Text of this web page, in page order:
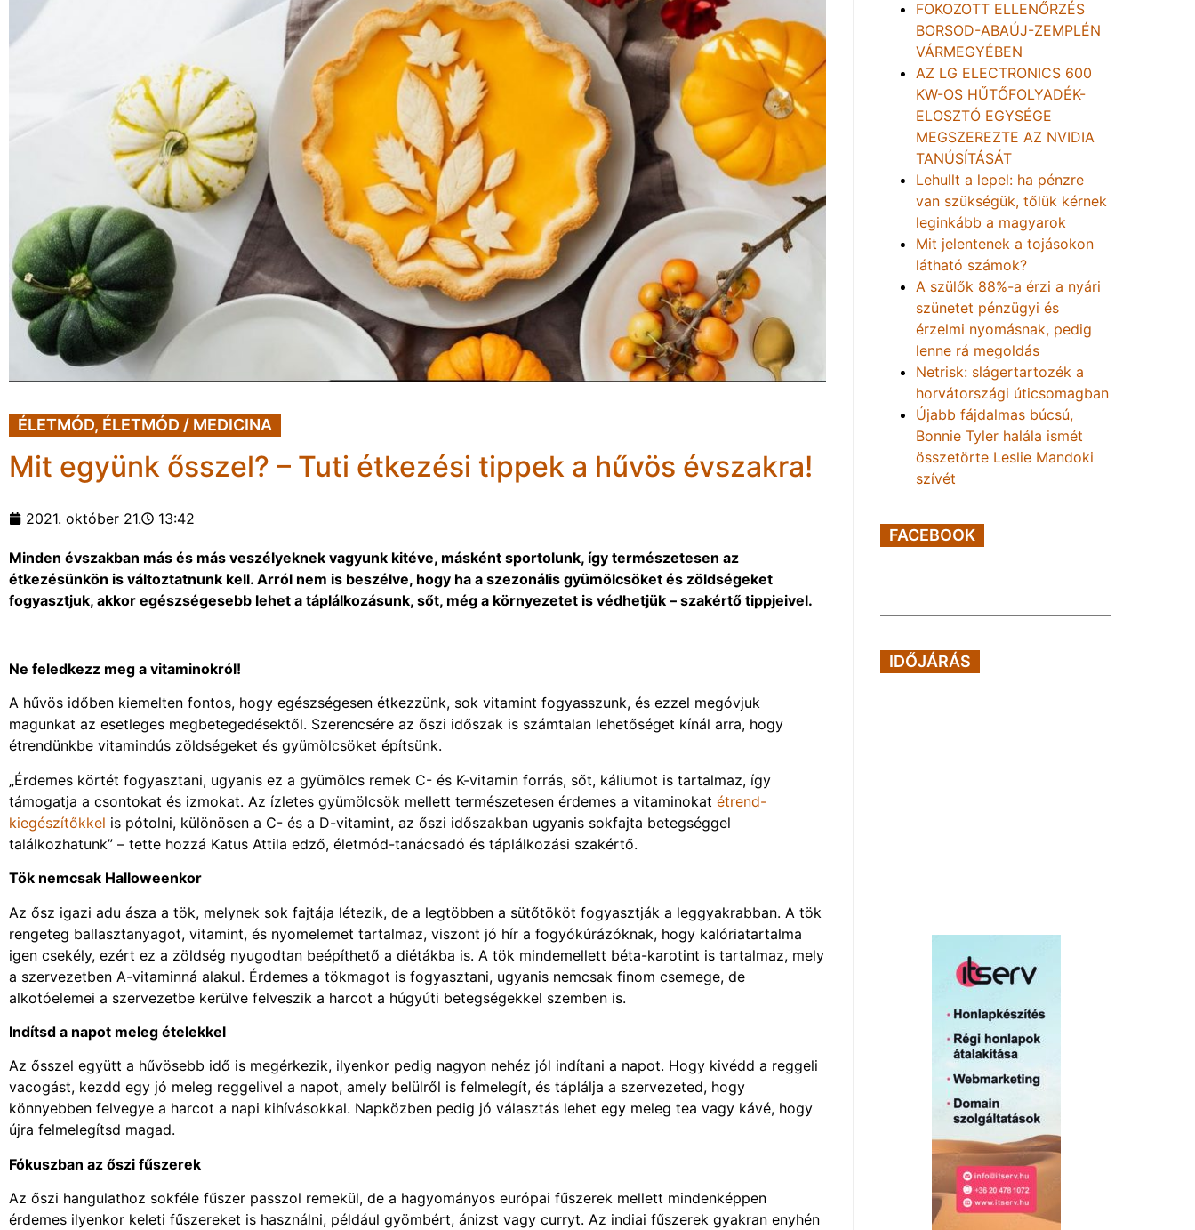
ÉLETMÓD, ÉLETMÓD / MEDICINA
Mit együnk ősszel? – Tuti étkezési tippek a hűvös évszakra!
2021. október 21. 13:42
Minden évszakban más és más veszélyeknek vagyunk kitéve, másként sportolunk, így természetesen az
étkezésünkön is változtatnunk kell. Arról nem is beszélve, hogy ha a szezonális gyümölcsöket és zöldségeket
fogyasztjuk, akkor egészségesebb lehet a táplálkozásunk, sőt, még a környezetet is védhetjük – szakértő tippjeivel.
Ne feledkezz meg a vitaminokról!
A hűvös időben kiemelten fontos, hogy egészségesen étkezzünk, sok vitamint fogyasszunk, és ezzel megóvjuk
magunkat az esetleges megbetegedésektől. Szerencsére az őszi időszak is számtalan lehetőséget kínál arra, hogy
étrendünkbe vitamindús zöldségeket és gyümölcsöket építsünk.
„Érdemes körtét fogyasztani, ugyanis ez a gyümölcs remek C- és K-vitamin forrás, sőt, káliumot is tartalmaz, így
támogatja a csontokat és izmokat. Az ízletes gyümölcsök mellett természetesen érdemes a vitaminokat étrend-
kiegészítőkkel is pótolni, különösen a C- és a D-vitamint, az őszi időszakban ugyanis sokfajta betegséggel
találkozhatunk” – tette hozzá Katus Attila edző, életmód-tanácsadó és táplálkozási szakértő.
Tök nemcsak Halloweenkor
Az ősz igazi adu ásza a tök, melynek sok fajtája létezik, de a legtöbben a sütőtököt fogyasztják a leggyakrabban. A tök
rengeteg ballasztanyagot, vitamint, és nyomelemet tartalmaz, viszont jó hír a fogyókúrázóknak, hogy kalóriatartalma
igen csekély, ezért ez a zöldség nyugodtan beépíthető a diétákba is. A tök mindemellett béta-karotint is tartalmaz, mely
a szervezetben A-vitaminná alakul. Érdemes a tökmagot is fogyasztani, ugyanis nemcsak finom csemege, de
alkotóelemei a szervezetbe kerülve felveszik a harcot a húgyúti betegségekkel szemben is.
Indítsd a napot meleg ételekkel
Az ősszel együtt a hűvösebb idő is megérkezik, ilyenkor pedig nagyon nehéz jól indítani a napot. Hogy kivédd a reggeli
vacogást, kezdd egy jó meleg reggelivel a napot, amely belülről is felmelegít, és táplálja a szervezeted, hogy
könnyebben felvegye a harcot a napi kihívásokkal. Napközben pedig jó választás lehet egy meleg tea vagy kávé, hogy
újra felmelegítsd magad.
Fókuszban az őszi fűszerek
Az őszi hangulathoz sokféle fűszer passzol remekül, de a hagyományos európai fűszerek mellett mindenképpen
érdemes ilyenkor keleti fűszereket is használni, például gyömbért, ánizst vagy curryt. Az indiai fűszerek gyakran enyhén
FOKOZOTT ELLENŐRZÉS
BORSOD-ABAÚJ-ZEMPLÉN
VÁRMEGYÉBEN
AZ LG ELECTRONICS 600
KW-OS HŰTŐFOLYADÉK-
ELOSZTÓ EGYSÉGE
MEGSZEREZTE AZ NVIDIA
TANÚSÍTÁSÁT
Lehullt a lepel: ha pénzre
van szükségük, tőlük kérnek
leginkább a magyarok
Mit jelentenek a tojásokon
látható számok?
A szülők 88%-a érzi a nyári
szünetet pénzügyi és
érzelmi nyomásnak, pedig
lenne rá megoldás
Netrisk: slágertartozék a
horvátországi úticsomagban
Újabb fájdalmas búcsú,
Bonnie Tyler halála ismét
összetörte Leslie Mandoki
szívét
FACEBOOK
IDŐJÁRÁS